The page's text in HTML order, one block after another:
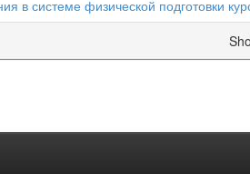
в системе физической подготовки